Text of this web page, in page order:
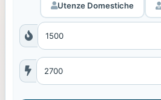
Utenze Domestiche